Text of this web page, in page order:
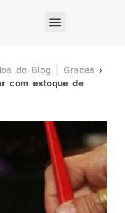
do Blog | Graces ›
com estoque de